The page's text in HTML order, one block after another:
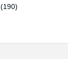
(190)